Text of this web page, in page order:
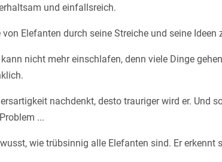
und einfallsreich.
von Elefanten durch seine Streiche und seine
nicht mehr einschlafen, denn viele Dinge
nachdenkt, desto trauriger wird er.
...
wie trübsinnig alle Elefanten sind. Er erkennt